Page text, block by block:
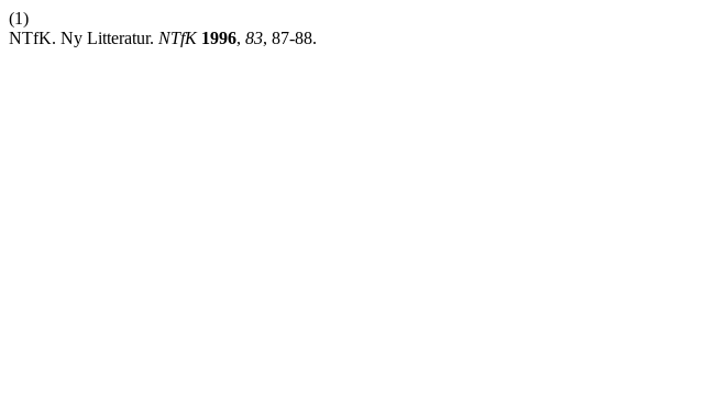
(1)
NTfK. Ny Litteratur. NTfK 1996, 83, 87-88.